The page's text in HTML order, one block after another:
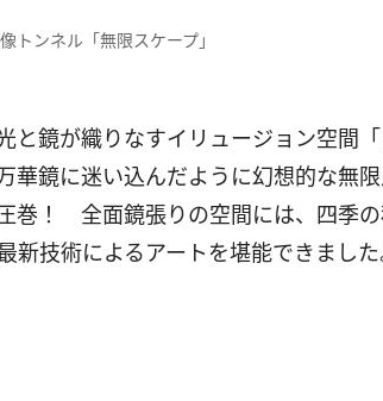
トンネル「無限スケープ」
と鏡が織りなすイリュージョン空間
華鏡に迷い込んだように幻想的な無
巻！ 全面鏡張りの空間には、四季
新技術によるアートを堪能できました